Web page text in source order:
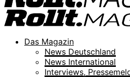
Das Magazin
News Deutschland
News International
Interviews,